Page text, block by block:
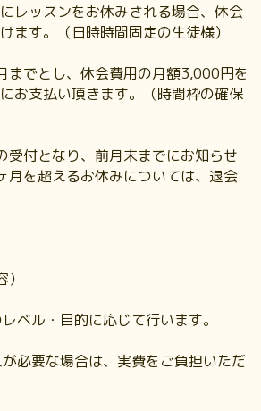
レッスンをお休みされる場合、休会
ます。（日時時間固定の生徒様）
までとし、休会費用の月額3,000円を
お支払い頂きます。（時間枠の確保
受付となり、前月末までにお知らせ
月を超えるお休みについては、退会
ベル・目的に応じて行います。
必要な場合は、実費をご負担いただ